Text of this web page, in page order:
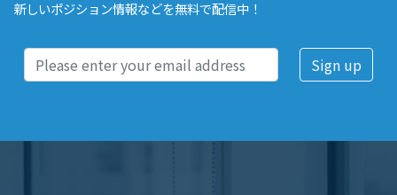
新しいポジション情報などを無料で配信中！